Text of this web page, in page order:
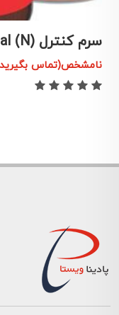
سرم کنترل HAN005-Normal (N)
نامشخص(تماس